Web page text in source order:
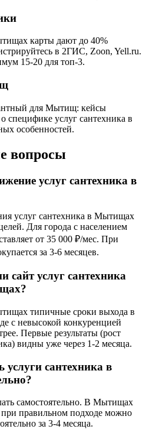
карты дают до 40%
в 2ГИС, Zoon, Yell.ru.
15-20 для топ-3.
для Мытищ: кейсы
специфике услуг сантехника в
особенностей.
вопросы
услуг сантехника в
услуг сантехника в Мытищах
Для города с населением
от 35 000 ₽/мес. При
за 3-6 месяцев.
сайт услуг сантехника
типичные сроки выхода в
с невысокой конкуренцией
Первые результаты (рост
видны уже через 1-2 месяца.
сантехника в
самостоятельно. В Мытищах
правильном подходе можно
за 3-4 месяца.